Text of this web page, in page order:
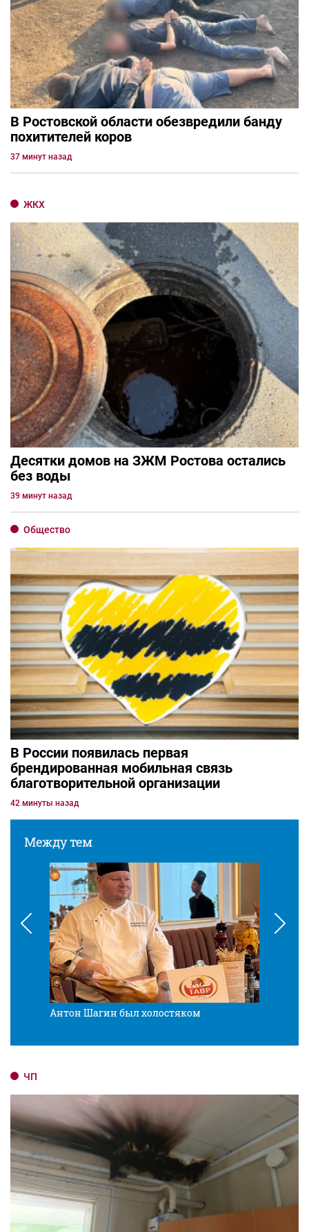
В Ростовской области обезвредили банду
похитителей коров
37 минут назад
ЖКХ
Десятки домов на ЗЖМ Ростова остались
без воды
39 минут назад
Общество
В России появилась первая
брендированная мобильная связь
благотворительной организации
42 минуты назад
Между тем
Антон Шагин был холостяком
ЧП